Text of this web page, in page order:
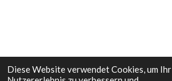
Diese Website verwendet Cookies, um Ihr